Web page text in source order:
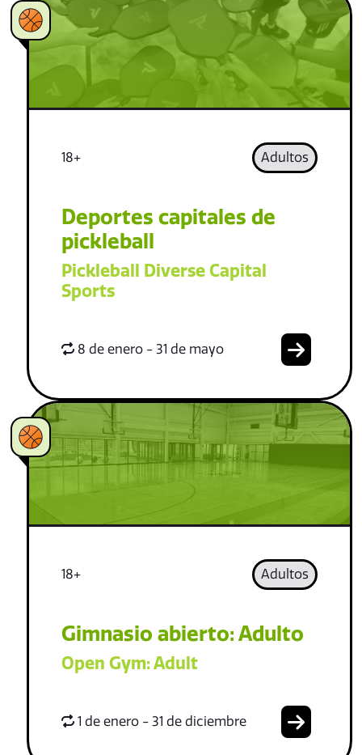
18+ Adultos
Deportes capitales de
pickleball
Pickleball Diverse Capital
Sports
8 de enero - 31 de mayo
18+ Adultos
Gimnasio abierto: Adulto
Open Gym: Adult
1 de enero - 31 de diciembre